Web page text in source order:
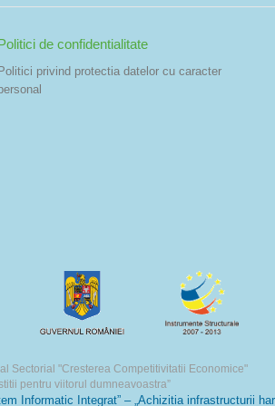
de confidentialitate
privind protectia datelor cu caracter
Sectorial "Cresterea Competitivitatii Economice"
pentru viitorul dumneavoastra”
Informatic Integrat” – „Achizitia infrastructurii